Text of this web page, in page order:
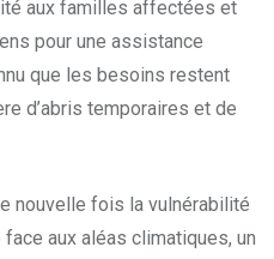
aux familles affectées et
pour une assistance
que les besoins restent
d’abris temporaires et de
nouvelle fois la vulnérabilité
aux aléas climatiques, un